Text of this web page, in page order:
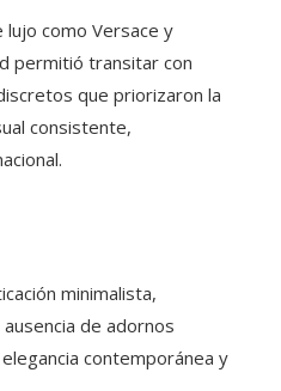
como Versace y
permitió transitar con
que priorizaron la
consistente,
minimalista,
de adornos
contemporánea y